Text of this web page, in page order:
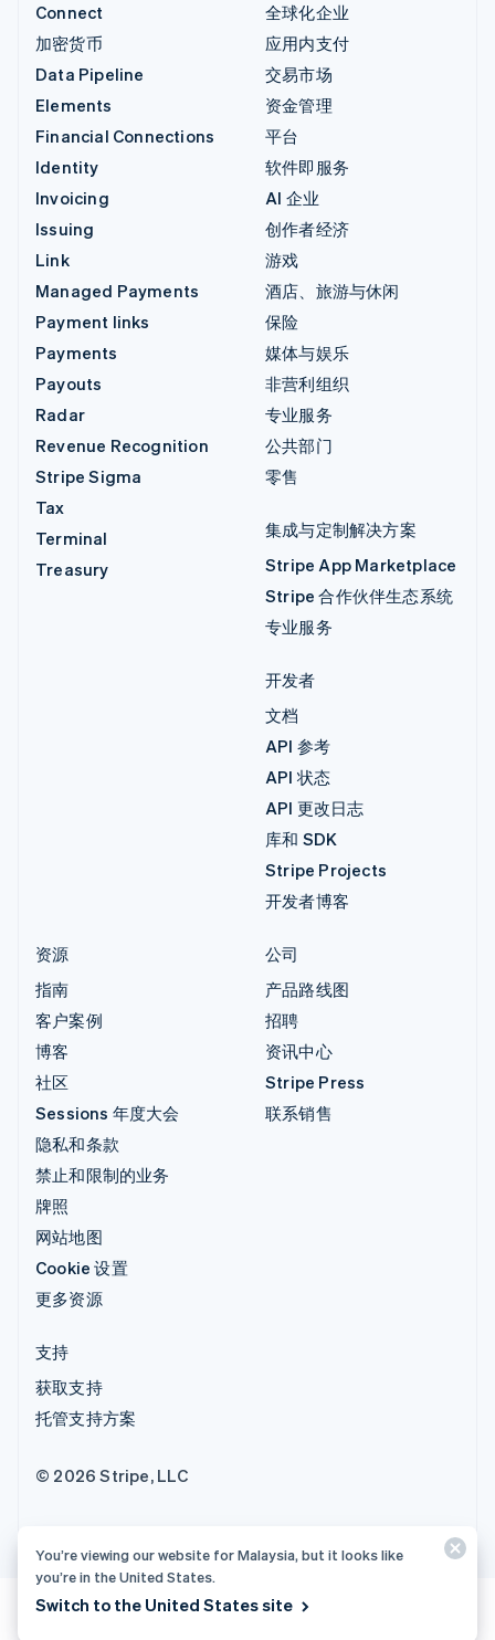
Connect
加密货币
Data Pipeline
Elements
Financial Connections
Identity
Invoicing
Issuing
Link
Managed Payments
Payment links
Payments
Payouts
Radar
Revenue Recognition
Stripe Sigma
Tax
Terminal
Treasury
全球化企业
应用内支付
交易市场
资金管理
平台
软件即服务
AI 企业
创作者经济
游戏
酒店、旅游与休闲
保险
媒体与娱乐
非营利组织
专业服务
公共部门
零售
集成与定制解决方案
Stripe App Marketplace
Stripe 合作伙伴生态系统
专业服务
开发者
文档
API 参考
API 状态
API 更改日志
库和 SDK
Stripe Projects
开发者博客
资源
指南
客户案例
博客
社区
Sessions 年度大会
隐私和条款
禁止和限制的业务
牌照
网站地图
Cookie 设置
更多资源
公司
产品路线图
招聘
资讯中心
Stripe Press
联系销售
支持
获取支持
托管支持方案
© 2026 Stripe, LLC
You’re viewing our website for Malaysia, but it looks like
you’re in the United States.
Switch to the United States site